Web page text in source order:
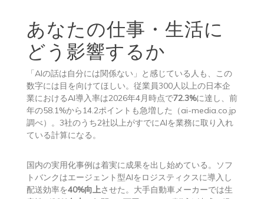
あなたの仕事・生活に
どう影響するか
「AIの話は自分には関係ない」と感じている人も、この
数字には目を向けてほしい。従業員300人以上の日本企
業におけるAI導入率は2026年4月時点で72.3%に達し、前
年の58.1%から14.2ポイントも急増した（ai-media.co.jp
調べ）。3社のうち2社以上がすでにAIを業務に取り入れ
ている計算になる。
国内の実用化事例は着実に成果を出し始めている。ソフ
トバンクはエージェント型AIをロジスティクスに導入し
配送効率を40%向上させた。大手自動車メーカーでは生